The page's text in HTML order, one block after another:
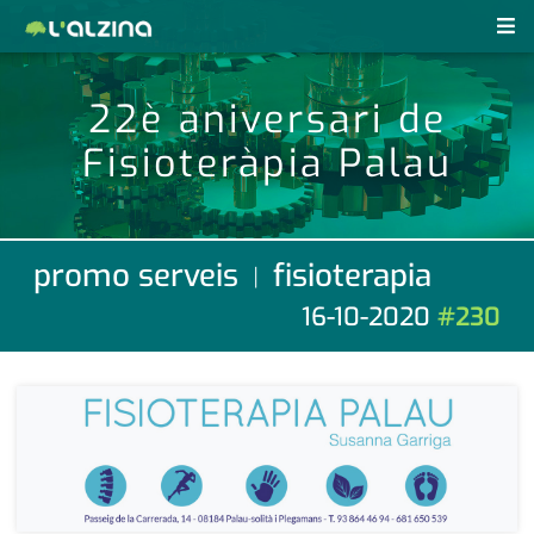
notícies
últimes notícies
activitats
agenda
economia
empresa
esports
revistes pdf
anunciants
subscripció
contacte
telèfons
22è aniversari de
Fisioteràpia Palau
promo serveis | fisioterapia
16-10-2020 #230